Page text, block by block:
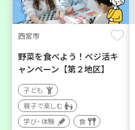
西宮市
野菜を食べよう！ベジ活キ
ャンペーン【第２地区】
子ども
親子で楽しむ
学び・体験
食